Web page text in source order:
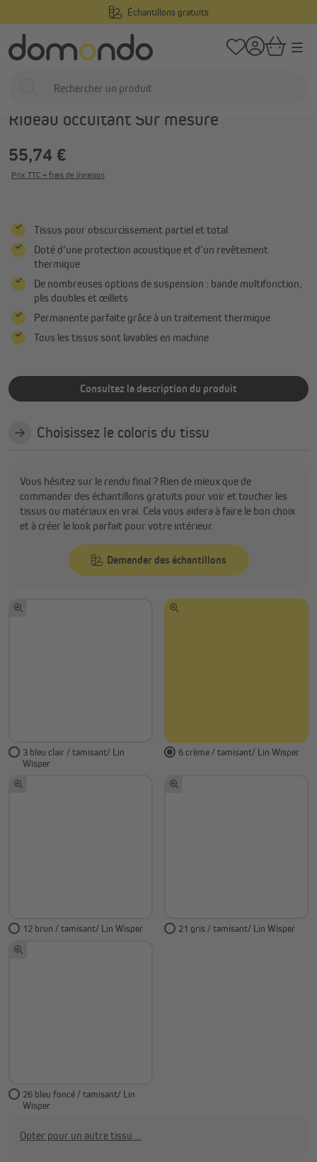
Échantillons gratuits
Rideau occultant Sur mesure
55,74 €
Prix TTC + frais de livraison
Tissus pour obscurcissement partiel et total
Doté d’une protection acoustique et d’un revêtement
thermique
De nombreuses options de suspension : bande multifonction,
plis doubles et œillets
Permanente parfaite grâce à un traitement thermique
Tous les tissus sont lavables en machine
Consultez la description du produit
Choisissez le coloris du tissu
Vous hésitez sur le rendu final ? Rien de mieux que de
commander des échantillons gratuits pour voir et toucher les
tissus ou matériaux en vrai. Cela vous aidera à faire le bon choix
et à créer le look parfait pour votre intérieur.
Demander des échantillons
3 bleu clair / tamisant/ Lin
Wisper
6 crème / tamisant/ Lin Wisper
12 brun / tamisant/ Lin Wisper 21 gris / tamisant/ Lin Wisper
26 bleu foncé / tamisant/ Lin
Wisper
Opter pour un autre tissu...